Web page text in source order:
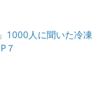
1000人に聞いた冷凍
７